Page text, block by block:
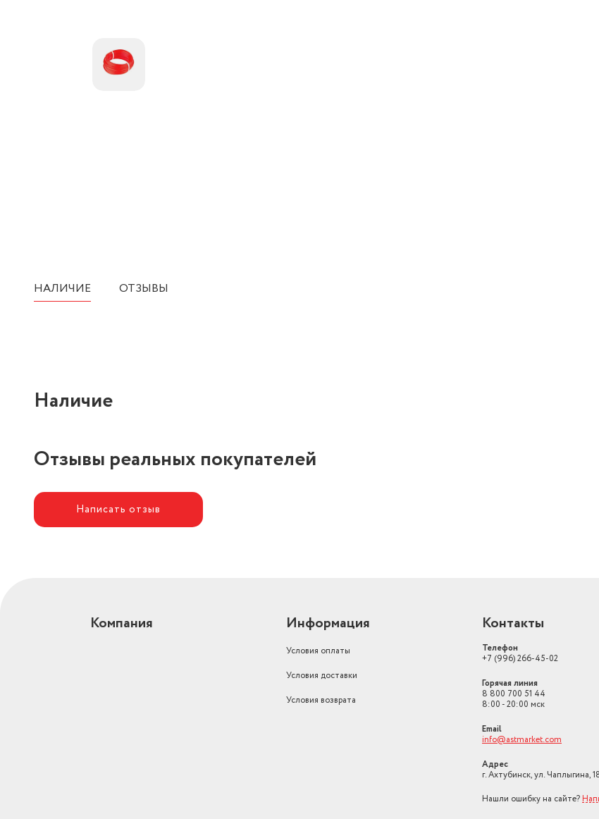
НАЛИЧИЕ ОТЗЫВЫ
Наличие
Отзывы реальных покупателей
Написать отзыв
Компания Информация
Условия оплаты
Условия доставки
Условия возврата
Контакты
Телефон
+7 (996) 266-45-02
Горячая линия
8 800 700 51 44
8:00 - 20:00 мск
Email
info@astmarket.com
Адрес
г. Ахтубинск, ул. Чаплыгина,
Нашли ошибку на сайте?